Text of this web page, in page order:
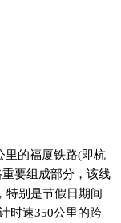
里的福厦铁路(即杭
要组成部分，该线
特别是节假日期间
时速350公里的跨